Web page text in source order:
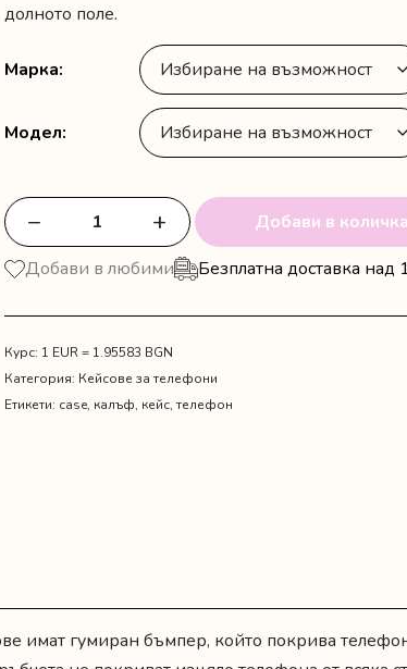
/
долното поле.
Марка
Модел
количество
за
Кейс
− +
Добави в
Добави в любими
Безплатна доставка над
Курс: 1 EUR = 1.95583 BGN
Категория: Кейсове за телефони
Етикети: case, калъф, кейс, телефон
имат гумиран бъмпер, който покрива